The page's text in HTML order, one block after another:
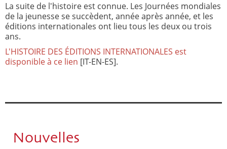
La suite de l'histoire est connue. Les Journées mondiales
de la jeunesse se succèdent, année après année, et les
éditions internationales ont lieu tous les deux ou trois
ans.
L'HISTOIRE DES ÉDITIONS INTERNATIONALES est
disponible à ce lien [IT-EN-ES].
Nouvelles